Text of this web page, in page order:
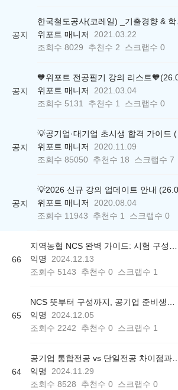
공지
위포트 매니저
2021.03.22
조회수 8029 추천수 2 스크랩수 0
공지
위포트 매니저
2021.03.04
조회수 5131 추천수 1 스크랩수 0
공지
위포트 매니저
2020.11.09
조회수 85050 추천수 18 스크랩수 7
공지
위포트 매니저
2020.08.04
조회수 11943 추천수 1 스크랩수 0
66
익명
2024.12.13
조회수 5143 추천수 0 스크랩수 1
65
익명
2024.12.05
조회수 2242 추천수 0 스크랩수 1
64
익명
2024.11.29
조회수 8528 추천수 0 스크랩수 0